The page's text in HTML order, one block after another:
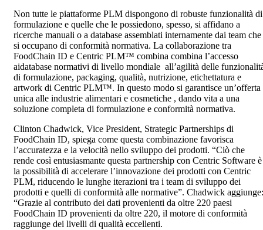
Non tutte le piattaforme PLM dispongono di robuste funzionalità di
formulazione e quelle che le possiedono, spesso, si affidano a
ricerche manuali o a database assemblati internamente dai team che
si occupano di conformità normativa. La collaborazione tra
FoodChain ID e Centric PLM™ combina combina l’accesso
aidatabase normativi di livello mondiale all’agilità delle
di formulazione, packaging, qualità, nutrizione, etichettatura e
artwork di Centric PLM™. In questo modo si garantisce un’offerta
unica alle industrie alimentari e cosmetiche , dando vita a una
soluzione completa di formulazione e conformità normativa.
Clinton Chadwick, Vice President, Strategic Partnerships di
FoodChain ID, spiega come questa combinazione favorisca
l’accuratezza e la velocità nello sviluppo dei prodotti. “Ciò che
rende così entusiasmante questa partnership con Centric Software è
la possibilità di accelerare l’innovazione dei prodotti con Centric
PLM, riducendo le lunghe iterazioni tra i team di sviluppo dei
prodotti e quelli di conformità alle normative”. Chadwick aggiunge:
“Grazie al contributo dei dati provenienti da oltre 220 paesi
FoodChain ID provenienti da oltre 220, il motore di conformità
raggiunge dei livelli di qualità eccellenti.